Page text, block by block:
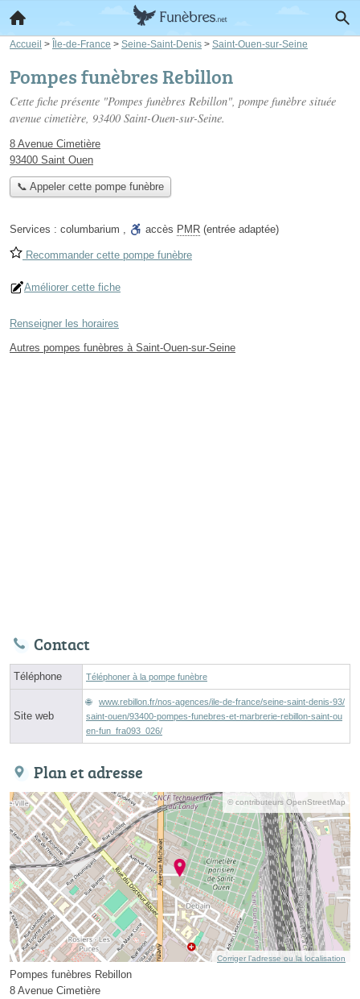
Accueil > Île-de-France > Seine-Saint-Denis > Saint-Ouen-sur-Seine
Pompes funèbres Rebillon
Cette fiche présente "Pompes funèbres Rebillon", pompe funèbre située
avenue cimetière, 93400 Saint-Ouen-sur-Seine.
8 Avenue Cimetière
93400 Saint Ouen
📞 Appeler cette pompe funèbre
Services : columbarium , accès PMR (entrée adaptée)
Recommander cette pompe funèbre
Améliorer cette fiche
Renseigner les horaires
Autres pompes funèbres à Saint-Ouen-sur-Seine
Contact
Téléphone Téléphoner à la pompe funèbre
Site web
www.rebillon.fr/nos-agences/ile-de-france/seine-saint-denis-93/
saint-ouen/93400-pompes-funebres-et-marbrerie-rebillon-saint-ou
en-fun_fra093_026/
Plan et adresse
© contributeurs OpenStreetMap
Corriger l’adresse ou la localisation
Pompes funèbres Rebillon
8 Avenue Cimetière